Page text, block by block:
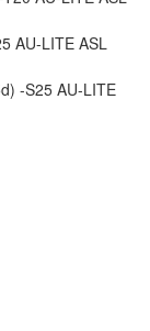
AU-LITE ASL
-S25 AU-LITE